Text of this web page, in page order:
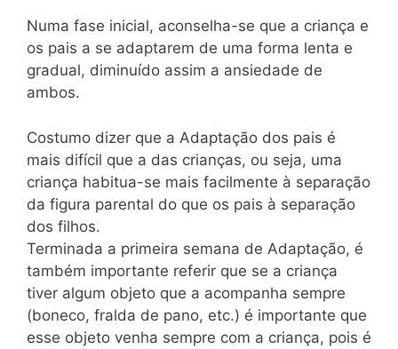
Numa fase inicial, aconselha-se que a criança e
os pais a se adaptarem de uma forma lenta e
gradual, diminuído assim a ansiedade de
ambos.
Costumo dizer que a Adaptação dos pais é
mais difícil que a das crianças, ou seja, uma
criança habitua-se mais facilmente à separação
da figura parental do que os pais à separação
dos filhos.
Terminada a primeira semana de Adaptação, é
também importante referir que se a criança
tiver algum objeto que a acompanha sempre
(boneco, fralda de pano, etc.) é importante que
esse objeto venha sempre com a criança, pois é